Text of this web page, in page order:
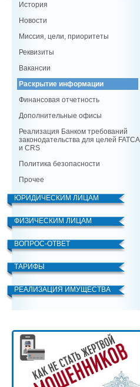
История
Новости
Миссия, цели, приоритеты
Реквизиты
Вакансии
Раскрытие информации
Финансовая отчетность
Дополнительные офисы
Реализация Банком требований
законодательства для целей FATCA
и CRS
Политика безопасности
Прочее
ЮРИДИЧЕСКИМ ЛИЦАМ
ФИЗИЧЕСКИМ ЛИЦАМ
ВОПРОС-ОТВЕТ
ТАРИФЫ
РЕАЛИЗАЦИЯ ИМУЩЕСТВА